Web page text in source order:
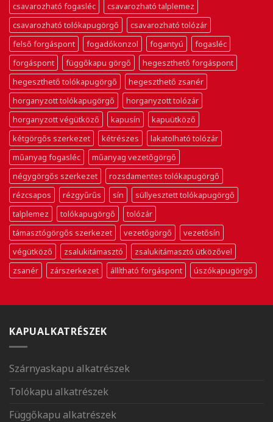
csavarozható fogasléc
csavarozható talplemez
csavarozható tolókapugörgő
csavarozható tolózár
felső forgáspont
fogadókonzol fogantyú
fogasléc
forgáspont
függőkapu görgő
hegeszthető forgáspont
hegeszthető tolókapugörgő
hegeszthető zsanér
horganyzott tolókapugörgő
horganyzott tolózár
horganyzott végütköző
kapusín
kapuütköző
kétgörgős szerkezet
kétrészes
lakatolható tolózár
műanyag fogasléc
műanyag vezetőgörgő
négygörgős szerkezet
rozsdamentes tolókapugörgő
rézcsapos
rézgyűrűs sín
süllyesztett tolókapugörgő
talplemez
tolókapugörgő
tolózár
támasztógörgős szerkezet
vezetőgörgő
vezetősín
végütköző
zsalukitámasztó
zsalukitámasztó ütközővel
zsanér
zárszerkezet állítható forgáspont úszókapugörgő
KAPUALKATRÉSZEK
Szárnyaskapu alkatrészek
Tolókapu alkatrészek
Függőkapu alkatrészek